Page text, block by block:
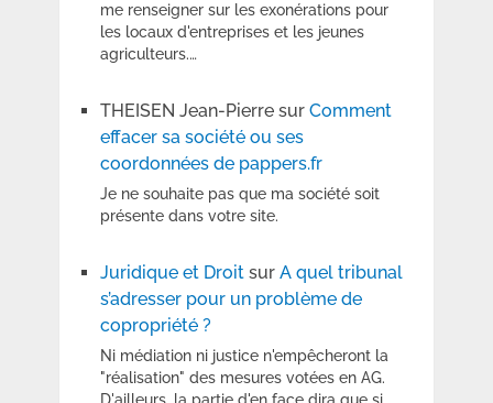
me renseigner sur les exonérations pour
les locaux d'entreprises et les jeunes
agriculteurs.…
THEISEN Jean-Pierresur Comment
effacer sa société ou ses
coordonnées de pappers.fr
Je ne souhaite pas que ma société soit
présente dans votre site.
Juridique et Droitsur A quel tribunal
s’adresser pour un problème de
copropriété ?
Ni médiation ni justice n'empêcheront la
"réalisation" des mesures votées en AG.